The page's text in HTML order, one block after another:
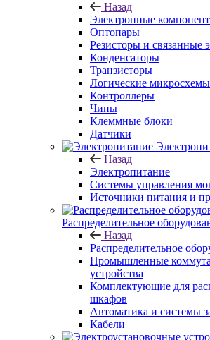
Назад
Электронные
Оптопары
Резисторы и связанные
Конденсаторы
Транзисторы
Логические микросхемы
Контроллеры
Чипы
Клеммные блоки
Датчики
Назад
Электропитание
Системы управления
Источники питания и
Распределительное
Назад
Распределительное
Промышленные
устройства
Комплектующие для
шкафов
Автоматика и системы
Кабели